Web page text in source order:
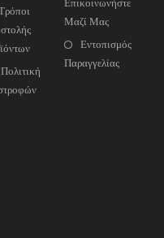
Πολιτική
Επικοινωνήστε
Μαζί Μας
Εντοπισμός
Παραγγελίας